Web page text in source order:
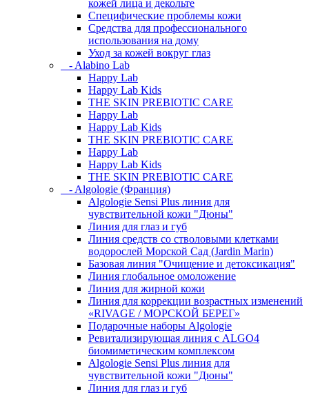
кожей лица и декольте
Специфические проблемы кожи
Средства для профессионального
использования на дому
Уход за кожей вокруг глаз
- Alabino Lab
Happy Lab
Happy Lab Kids
THE SKIN PREBIOTIC CARE
Happy Lab
Happy Lab Kids
THE SKIN PREBIOTIC CARE
Happy Lab
Happy Lab Kids
THE SKIN PREBIOTIC CARE
- Algologie (Франция)
Algologie Sensi Plus линия для
чувcтвительной кожи "Дюны"
Линия для глаз и губ
Линия средств со стволовыми клетками
водорослей Морской Сад (Jardin Marin)
Базовая линия "Очищение и детоксикация"
Линия глобальное омоложение
Линия для жирной кожи
Линия для коррекции возрастных изменений
«RIVAGE / МОРСКОЙ БЕРЕГ»
Подарочные наборы Algologie
Ревитализирующая линия с ALGO4
биомиметическим комплексом
Algologie Sensi Plus линия для
чувcтвительной кожи "Дюны"
Линия для глаз и губ